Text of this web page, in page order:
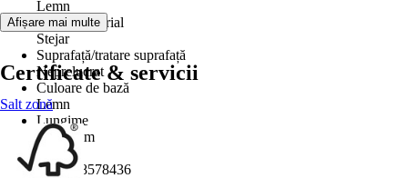
Lemn
Detalii material
Stejar
Suprafață/tratare suprafață
Neprelucrat
Culoare de bază
Lemn
Lungime
1.500 mm
EAN
6421088578436
Afișare mai multe
Certificate & servicii
Salt zonă